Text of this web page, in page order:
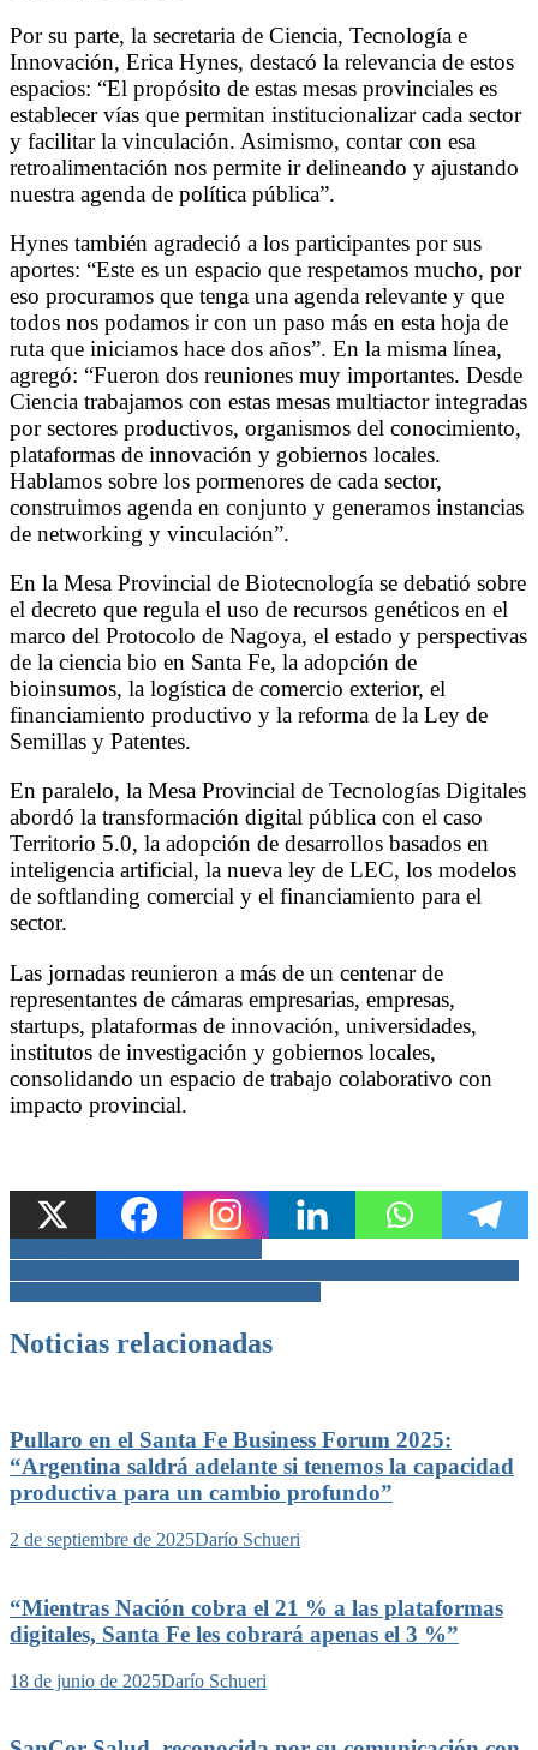
Por su parte, la secretaria de Ciencia, Tecnología e
Innovación, Erica Hynes, destacó la relevancia de estos
espacios: “El propósito de estas mesas provinciales es
establecer vías que permitan institucionalizar cada sector
y facilitar la vinculación. Asimismo, contar con esa
retroalimentación nos permite ir delineando y ajustando
nuestra agenda de política pública”.
Hynes también agradeció a los participantes por sus
aportes: “Este es un espacio que respetamos mucho, por
eso procuramos que tenga una agenda relevante y que
todos nos podamos ir con un paso más en esta hoja de
ruta que iniciamos hace dos años”. En la misma línea,
agregó: “Fueron dos reuniones muy importantes. Desde
Ciencia trabajamos con estas mesas multiactor integradas
por sectores productivos, organismos del conocimiento,
plataformas de innovación y gobiernos locales.
Hablamos sobre los pormenores de cada sector,
construimos agenda en conjunto y generamos instancias
de networking y vinculación”.
En la Mesa Provincial de Biotecnología se debatió sobre
el decreto que regula el uso de recursos genéticos en el
marco del Protocolo de Nagoya, el estado y perspectivas
de la ciencia bio en Santa Fe, la adopción de
bioinsumos, la logística de comercio exterior, el
financiamiento productivo y la reforma de la Ley de
Semillas y Patentes.
En paralelo, la Mesa Provincial de Tecnologías Digitales
abordó la transformación digital pública con el caso
Territorio 5.0, la adopción de desarrollos basados en
inteligencia artificial, la nueva ley de LEC, los modelos
de softlanding comercial y el financiamiento para el
sector.
Las jornadas reunieron a más de un centenar de
representantes de cámaras empresarias, empresas,
startups, plataformas de innovación, universidades,
institutos de investigación y gobiernos locales,
consolidando un espacio de trabajo colaborativo con
impacto provincial.
Navegación
de
Noticias relacionadas
Pullaro en el Santa Fe Business Forum 2025:
“Argentina saldrá adelante si tenemos la capacidad
productiva para un cambio profundo”
2 de septiembre de 2025Darío Schueri
“Mientras Nación cobra el 21 % a las plataformas
digitales, Santa Fe les cobrará apenas el 3 %”
18 de junio de 2025Darío Schueri